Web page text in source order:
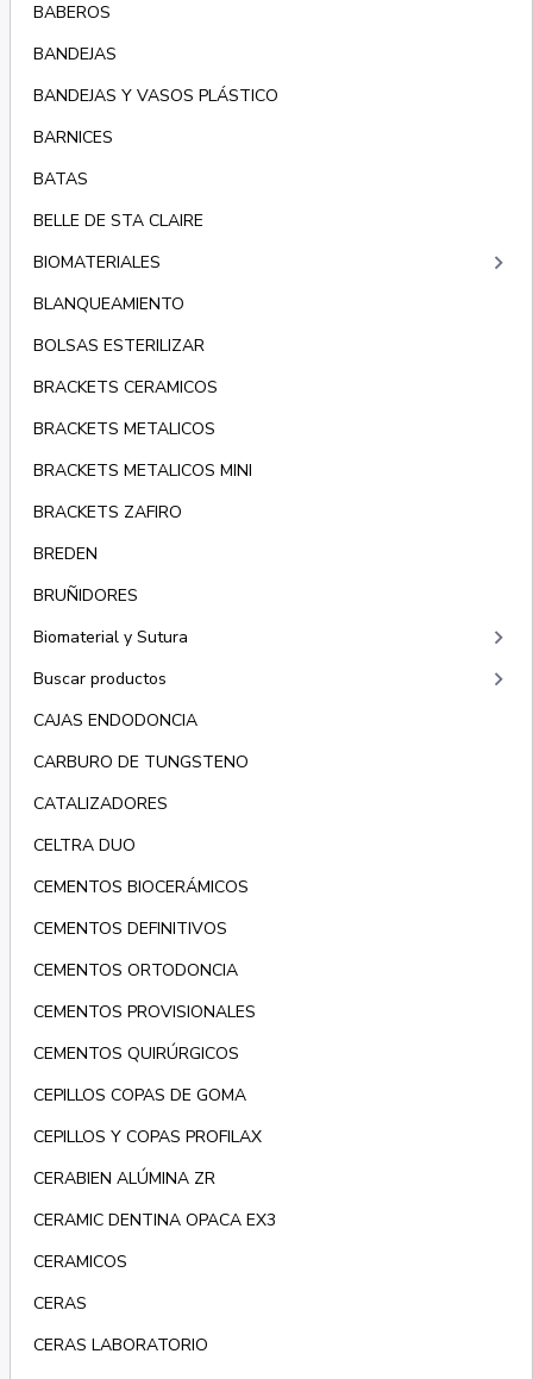
BABEROS
BANDEJAS
BANDEJAS Y VASOS PLÁSTICO
BARNICES
BATAS
BELLE DE STA CLAIRE
BIOMATERIALES
keyboard_arrow_right
BLANQUEAMIENTO
BOLSAS ESTERILIZAR
BRACKETS CERAMICOS
BRACKETS METALICOS
BRACKETS METALICOS MINI
BRACKETS ZAFIRO
BREDEN
BRUÑIDORES
Biomaterial y Sutura
keyboard_arrow_right
Buscar productos keyboard_arrow_right
CAJAS ENDODONCIA
CARBURO DE TUNGSTENO
CATALIZADORES
CELTRA DUO
CEMENTOS BIOCERÁMICOS
CEMENTOS DEFINITIVOS
CEMENTOS ORTODONCIA
CEMENTOS PROVISIONALES
CEMENTOS QUIRÚRGICOS
CEPILLOS COPAS DE GOMA
CEPILLOS Y COPAS PROFILAX
CERABIEN ALÚMINA ZR
CERAMIC DENTINA OPACA EX3
CERAMICOS
CERAS
CERAS LABORATORIO